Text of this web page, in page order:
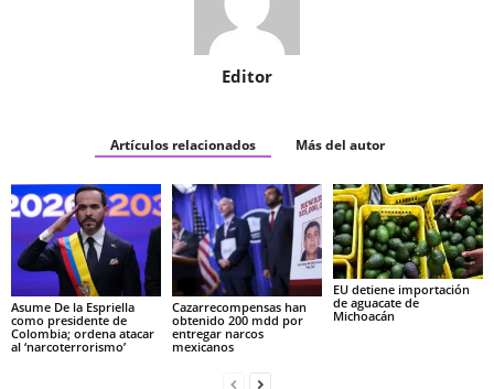
Editor
Artículos relacionados Más del autor
Asume De la Espriella
como presidente de
Colombia; ordena atacar
al ‘narcoterrorismo’
Cazarrecompensas han
obtenido 200 mdd por
entregar narcos
mexicanos
EU detiene importación
de aguacate de
Michoacán